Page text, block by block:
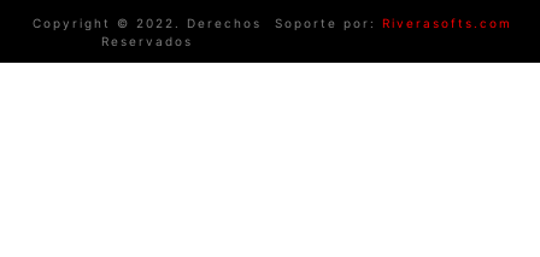
Copyright © 2022. Derechos
Reservados
Soporte por: Riverasofts.com